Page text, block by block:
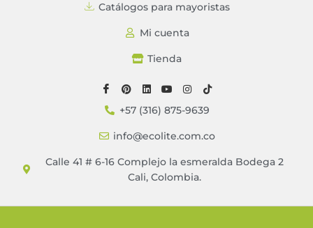
Catálogos para mayoristas
Mi cuenta
Tienda
+57 (316) 875-9639
info@ecolite.com.co
Calle 41 # 6-16 Complejo la esmeralda Bodega 2
Cali, Colombia.